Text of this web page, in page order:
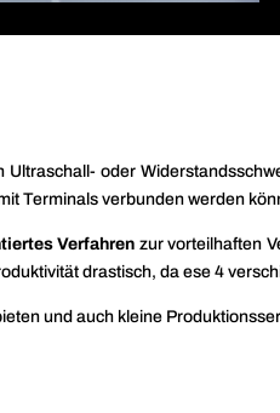
Ultraschall- oder
Terminals verbunden werden
Verfahren zur vorteilhaften
drastisch, da ese 4
und auch kleine